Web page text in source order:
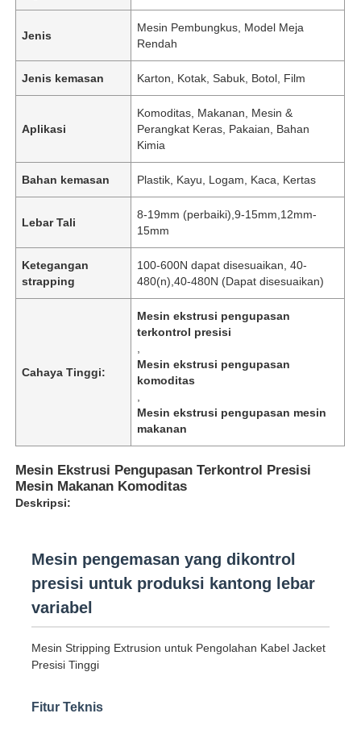
Jenis
Mesin Pembungkus, Model Meja
Rendah
Jenis kemasan Karton, Kotak, Sabuk, Botol, Film
Aplikasi
Komoditas, Makanan, Mesin &
Perangkat Keras, Pakaian, Bahan
Kimia
Bahan kemasan Plastik, Kayu, Logam, Kaca, Kertas
Lebar Tali
8-19mm (perbaiki),9-15mm,12mm-
15mm
Ketegangan
strapping
100-600N dapat disesuaikan, 40-
480(n),40-480N (Dapat disesuaikan)
Cahaya Tinggi:
Mesin ekstrusi pengupasan
terkontrol presisi
Mesin ekstrusi pengupasan
komoditas
Mesin ekstrusi pengupasan mesin
makanan
Mesin Ekstrusi Pengupasan Terkontrol Presisi
Mesin Makanan Komoditas
Deskripsi:
Mesin pengemasan yang dikontrol
presisi untuk produksi kantong lebar
variabel
Mesin Stripping Extrusion untuk Pengolahan Kabel Jacket
Presisi Tinggi
Fitur Teknis